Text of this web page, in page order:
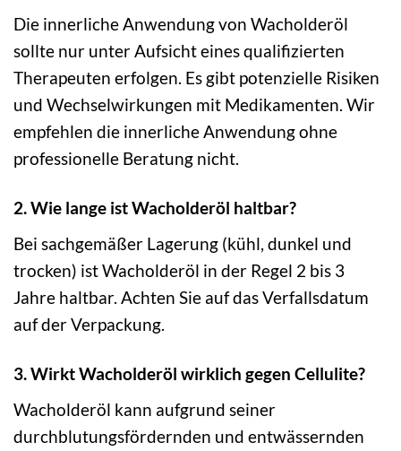
Die innerliche Anwendung von Wacholderöl
sollte nur unter Aufsicht eines qualifizierten
Therapeuten erfolgen. Es gibt potenzielle Risiken
und Wechselwirkungen mit Medikamenten. Wir
empfehlen die innerliche Anwendung ohne
professionelle Beratung nicht.
2. Wie lange ist Wacholderöl haltbar?
Bei sachgemäßer Lagerung (kühl, dunkel und
trocken) ist Wacholderöl in der Regel 2 bis 3
Jahre haltbar. Achten Sie auf das Verfallsdatum
auf der Verpackung.
3. Wirkt Wacholderöl wirklich gegen Cellulite?
Wacholderöl kann aufgrund seiner
durchblutungsfördernden und entwässernden